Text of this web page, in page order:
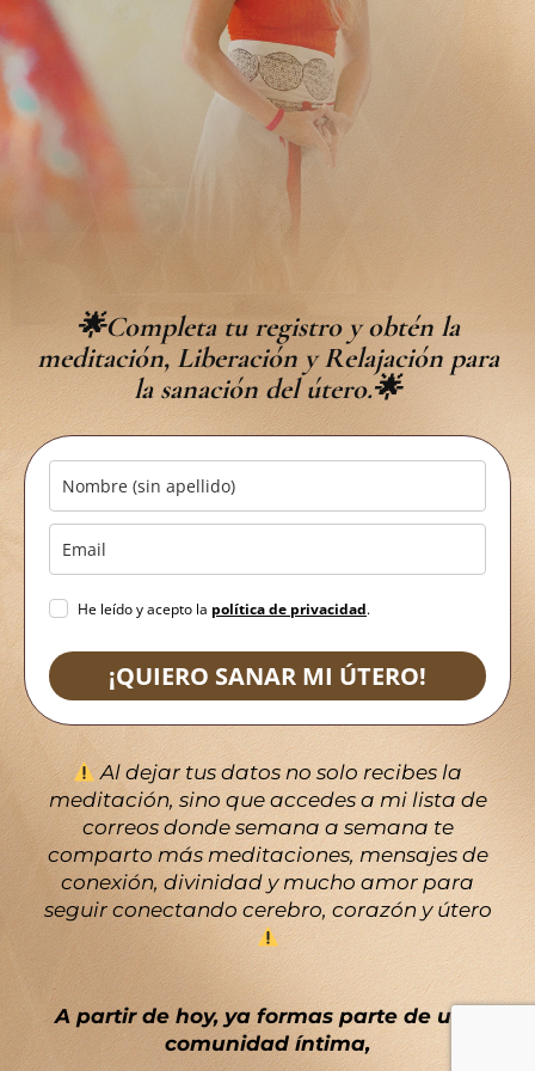
🌟Completa tu registro y obtén la
meditación, Liberación y Relajación para
la sanación del útero.🌟
He leído y acepto la política de privacidad.
¡QUIERO SANAR MI ÚTERO!
Al dejar tus datos no solo recibes la
meditación, sino que accedes a mi lista de
correos donde semana a semana te
comparto más meditaciones, mensajes de
conexión, divinidad y mucho amor para
seguir conectando cerebro, corazón y útero
A partir de hoy, ya formas parte de una
comunidad íntima,